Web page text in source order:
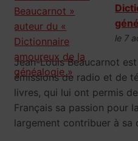
le 7
Jean-Louis Beaucarnot
émissions de radio et de
livres, qui lui ont permis
Français sa passion pour
largement contribuer à sa